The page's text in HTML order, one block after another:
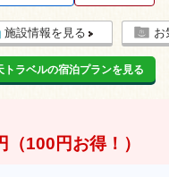
施設情報を見る お
トラベルの宿泊プランを見る
（100円お得！）